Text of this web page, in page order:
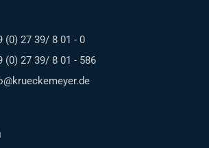
(0) 27 39/ 8 01 - 0
(0) 27 39/ 8 01 - 586